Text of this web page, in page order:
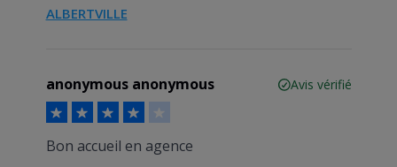
ALBERTVILLE
anonymous anonymous Avis vérifié
Bon accueil en agence